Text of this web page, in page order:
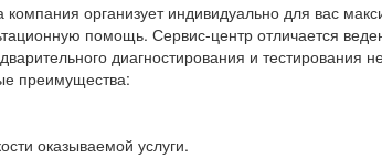
организует индивидуально для вас
помощь. Сервис-центр отличается
диагностирования и
преимущества:
оказываемой услуги.